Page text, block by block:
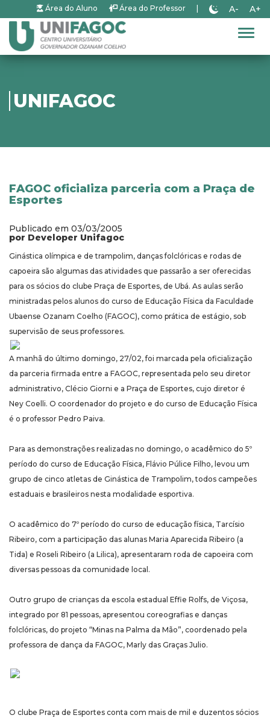
Área do Aluno Área do Professor A- A+
UNIFAGOC
FAGOC oficializa parceria com a Praça de
Esportes
Publicado em 03/03/2005
por Developer Unifagoc
Ginástica olímpica e de trampolim, danças folclóricas e rodas de
capoeira são algumas das atividades que passarão a ser oferecidas
para os sócios do clube Praça de Esportes, de Ubá. As aulas serão
ministradas pelos alunos do curso de Educação Física da Faculdade
Ubaense Ozanam Coelho (FAGOC), como prática de estágio, sob
supervisão de seus professores.
A manhã do último domingo, 27/02, foi marcada pela oficialização
da parceria firmada entre a FAGOC, representada pelo seu diretor
administrativo, Clécio Giorni e a Praça de Esportes, cujo diretor é
Ney Coelli. O coordenador do projeto e do curso de Educação Física
é o professor Pedro Paiva.
Para as demonstrações realizadas no domingo, o acadêmico do 5º
período do curso de Educação Física, Flávio Púlice Filho, levou um
grupo de cinco atletas de Ginástica de Trampolim, todos campeões
estaduais e brasileiros nesta modalidade esportiva.
O acadêmico do 7º período do curso de educação física, Tarcísio
Ribeiro, com a participação das alunas Maria Aparecida Ribeiro (a
Tida) e Roseli Ribeiro (a Lilica), apresentaram roda de capoeira com
diversas pessoas da comunidade local.
Outro grupo de crianças da escola estadual Effie Rolfs, de Viçosa,
integrado por 81 pessoas, apresentou coreografias e danças
folclóricas, do projeto “Minas na Palma da Mão”, coordenado pela
professora de dança da FAGOC, Marly das Graças Julio.
O clube Praça de Esportes conta com mais de mil e duzentos sócios